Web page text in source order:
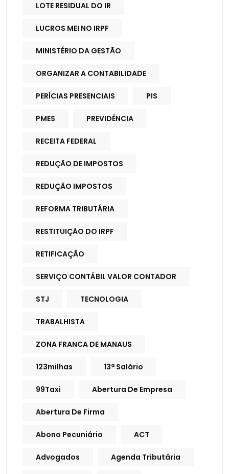
LOTE RESIDUAL DO IR
LUCROS MEI NO IRPF
MINISTÉRIO DA GESTÃO
ORGANIZAR A CONTABILIDADE
PERÍCIAS PRESENCIAIS PIS
PMES PREVIDÊNCIA
RECEITA FEDERAL
REDUÇÃO DE IMPOSTOS
REDUÇÃO IMPOSTOS
REFORMA TRIBUTÁRIA
RESTITUIÇÃO DO IRPF
RETIFICAÇÃO
SERVIÇO CONTÁBIL VALOR CONTADOR
STJ TECNOLOGIA
TRABALHISTA
ZONA FRANCA DE MANAUS
123milhas 13ª Salário
99Taxi Abertura De Empresa
Abertura De Firma
Abono Pecuniário ACT
Advogados Agenda Tributária